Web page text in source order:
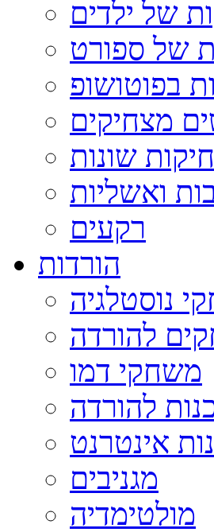
של ילדים
של ספורט
בפוטושופ
מצחיקים
שונות
ואשליות
רקעים
הורדות
נוסטלגיה
להורדה
משחקי דמו
להורדה
אינטרנט
מגניבים
מולטימדיה